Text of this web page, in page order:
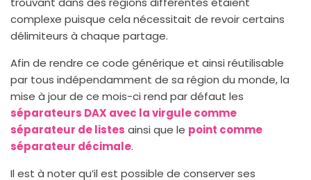
complexe puisque cela nécessitait de revoir certains
délimiteurs à chaque partage.
Afin de rendre ce code générique et ainsi réutilisable
par tous indépendamment de sa région du monde, la
mise à jour de ce mois-ci rend par défaut les
séparateurs DAX avec la virgule comme
séparateur de listes ainsi que le point comme
séparateur décimale.
Il est à noter qu’il est possible de conserver ses